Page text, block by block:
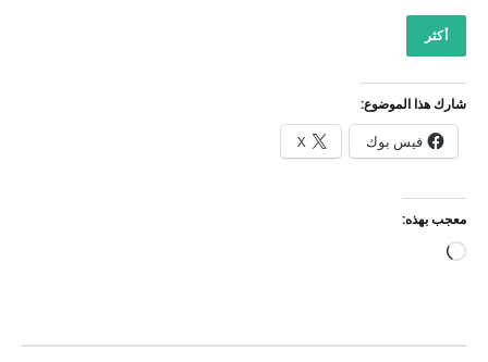
أكثر
شارك هذا الموضوع:
فيس بوك X
معجب بهذه:
جاري